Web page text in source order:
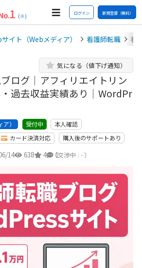
(※) ログイン 新規登録（無料）
イト（Webメディア） 看護師転職 看
ログ｜アフィリエイトリン
過去収益実績あり｜WordPr
気になる（値下げ通知）
） 受付中
本人確認
カード決済対応 購入後のサポートあり
14 638 4 1
（交渉中 : - ）